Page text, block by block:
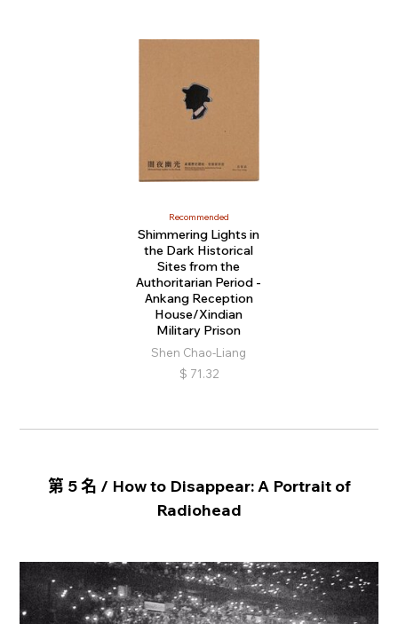
Recommended
Shimmering Lights in
the Dark Historical
Sites from the
Authoritarian Period -
Ankang Reception
House/Xindian
Military Prison
Shen Chao-Liang
$ 71.32
第 5 名 / How to Disappear: A Portrait of
Radiohead